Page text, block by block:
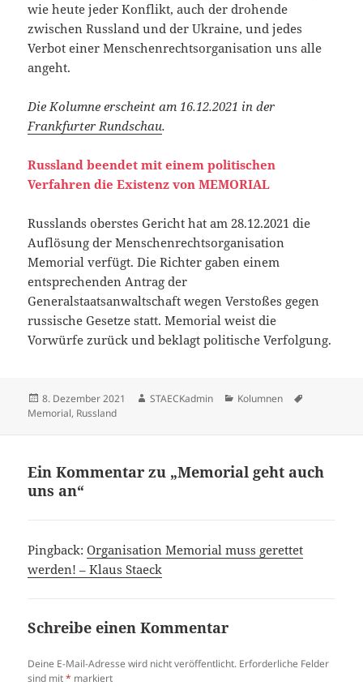
wie heute jeder Konflikt, auch der drohende
zwischen Russland und der Ukraine, und jedes
Verbot einer Menschenrechtsorganisation uns alle
angeht.
Die Kolumne erscheint am 16.12.2021 in der
Frankfurter Rundschau.
Russland beendet mit einem politischen
Verfahren die Existenz von MEMORIAL
Russlands oberstes Gericht hat am 28.12.2021 die
Auflösung der Menschenrechtsorganisation
Memorial verfügt. Die Richter gaben einem
entsprechenden Antrag der
Generalstaatsanwaltschaft wegen Verstoßes gegen
russische Gesetze statt. Memorial weist die
Vorwürfe zurück und beklagt politische Verfolgung.
Veröffentlicht
am
8. Dezember 2021 Autor
STAECKadmin Kategorien
Kolumnen
Memorial, Russland
Ein Kommentar zu „Memorial geht auch
uns an“
Pingback:Organisation Memorial muss gerettet
werden! – Klaus Staeck
Schreibe einen Kommentar
Deine E-Mail-Adresse wird nicht veröffentlicht. Erforderliche Felder
sind mit* markiert